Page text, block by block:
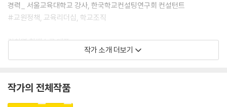
경력_ 서울교육대학교 강사, 한국학교컨설팅연구회 컨설턴트
#교원정책, 교육리더십, 학교조직
김차명 참쌤스쿨 대표
경력_ 경기실천교육교사모임 회장
양희준 한국교육개발원 연구위원
경력_ 한국교육개발원 학교교육연구실장, 연구기획실장
작가 소개 더보기
작가의 전체작품